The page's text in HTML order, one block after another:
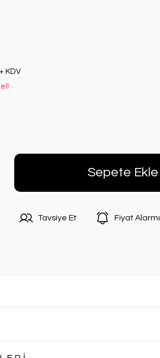
KDV
Sepete Ekle
Tavsiye Et Fiyat Alarmı